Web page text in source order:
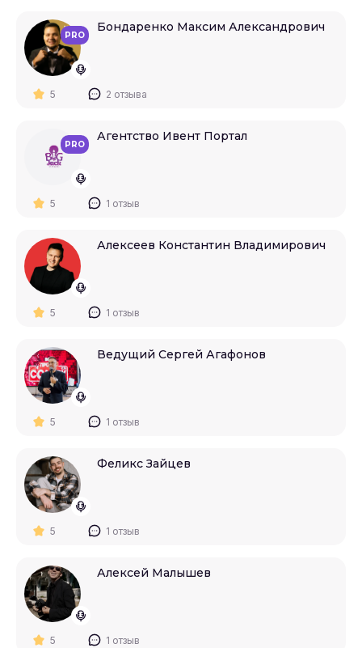
PRO
Бондаренко Максим Александрович
5 2 отзыва
PRO
Агентство Ивент Портал
5 1 отзыв
Алексеев Константин Владимирович
5 1 отзыв
Ведущий Сергей Агафонов
5 1 отзыв
Феликс Зайцев
5 1 отзыв
Алексей Малышев
5 1 отзыв